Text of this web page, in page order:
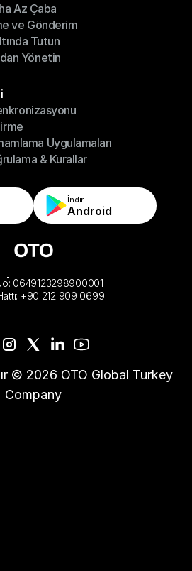
Az Çaba
Az Çaba
ve Gönderim
ve Gönderim
Tutun
Tutun
Yönetin
Uygulamaları
Uygulamaları
& Kurallar
& Kurallar
İndir
Android
0649123298900001
+90 212 909 0699
© 2026 OTO Global Turkey
Company